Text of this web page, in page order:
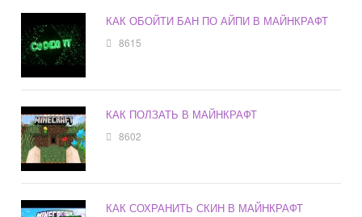
КАК ОБОЙТИ БАН ПО АЙПИ В МАЙНКРАФТ
8615
КАК ПОЛЗАТЬ В МАЙНКРАФТ
8602
КАК СОХРАНИТЬ СКИН В МАЙНКРАФТ